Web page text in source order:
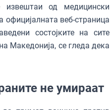
од медицински
официјалната веб-страница
состојките на сите
Македонија, се гледа дека
не умираат